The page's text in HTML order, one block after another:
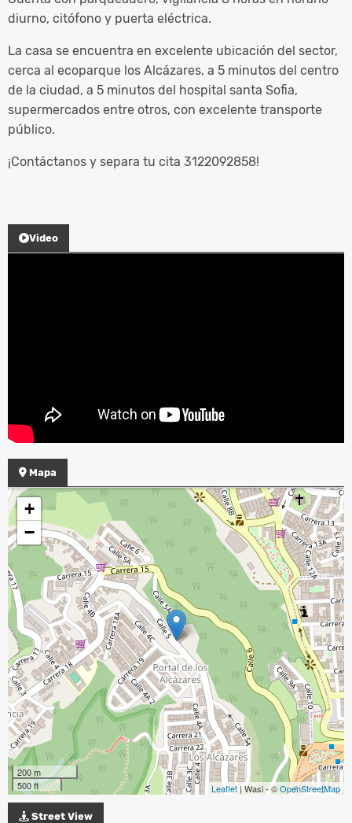
diurno, citófono y puerta eléctrica.
La casa se encuentra en excelente ubicación del sector,
cerca al ecoparque los Alcázares, a 5 minutos del centro
de la ciudad, a 5 minutos del hospital santa Sofia,
supermercados entre otros, con excelente transporte
público.
¡Contáctanos y separa tu cita 3122092858!
Video
Mapa
+
−
200 m
500 ft
Leaflet| Wasi - ©OpenStreetMap
Street View